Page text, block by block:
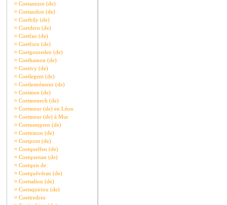
¤ Coetanezre (de)
¤ Coetaudon (de)
¤ Coetbily (de)
¤ Coetderu (de)
¤ Coetfao (de)
¤ Coetforn (de)
¤ Coetgoureden (de)
¤ Coethamon (de)
¤ Coetivy (de)
¤ Coetlegent (de)
¤ Coetlestrémeur (de)
¤ Coetmen (de)
¤ Coetmenech (de)
¤ Coetmeur (de) en Léon
¤ Coetmeur (de) à Mur
¤ Coetnempren (de)
¤ Coetninon (de)
¤ Coetpont (de)
¤ Coetquelfen (de)
¤ Coetquenan (de)
¤ Coetquis de
¤ Coetquévéran (de)
¤ Coetsaliou (de)
¤ Coetsquiriou (de)
¤ Coettredrez